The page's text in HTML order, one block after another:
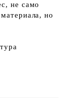
не само
но